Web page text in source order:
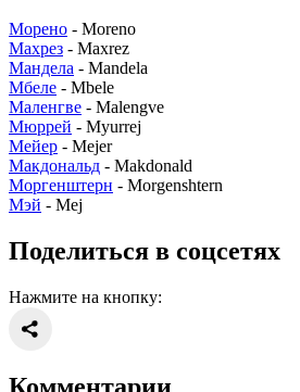
Морено - Moreno
Махрез - Maxrez
Мандела - Mandela
Мбеле - Mbele
Маленгве - Malengve
Мюррей - Myurrej
Мейер - Mejer
Макдональд - Makdonald
Моргенштерн - Morgenshtern
Мэй - Mej
Поделиться в соцсетях
Нажмите на кнопку: